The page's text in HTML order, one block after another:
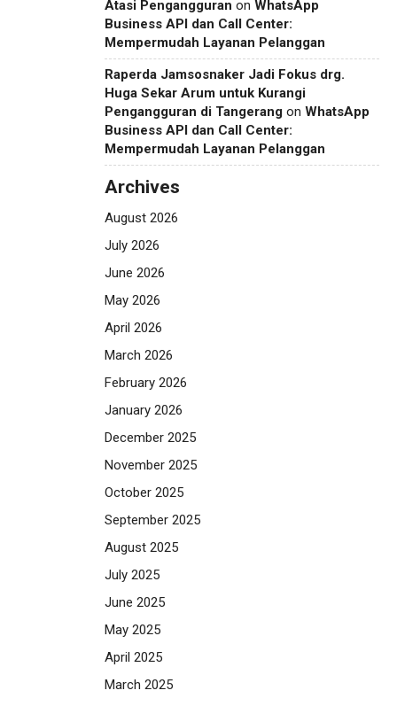
Atasi Pengangguran on WhatsApp
Business API dan Call Center:
Mempermudah Layanan Pelanggan
Raperda Jamsosnaker Jadi Fokus drg.
Huga Sekar Arum untuk Kurangi
Pengangguran di Tangerang on WhatsApp
Business API dan Call Center:
Mempermudah Layanan Pelanggan
Archives
August 2026
July 2026
June 2026
May 2026
April 2026
March 2026
February 2026
January 2026
December 2025
November 2025
October 2025
September 2025
August 2025
July 2025
June 2025
May 2025
April 2025
March 2025